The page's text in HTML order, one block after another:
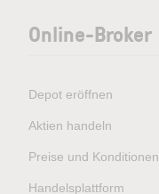
Online-Broker
Depot eröffnen
Aktien handeln
Preise und Konditionen
Handelsplattform